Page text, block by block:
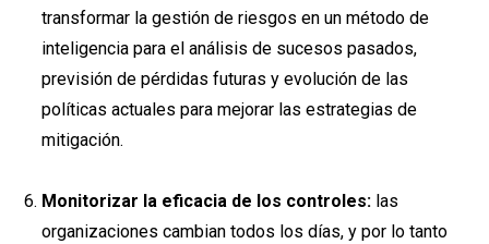
transformar la gestión de riesgos en un método de
inteligencia para el análisis de sucesos pasados,
previsión de pérdidas futuras y evolución de las
políticas actuales para mejorar las estrategias de
mitigación.
Monitorizar la eficacia de los controles: las
organizaciones cambian todos los días, y por lo tanto